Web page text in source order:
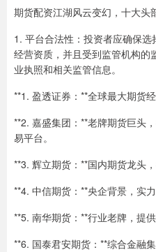
期货配资江湖风云变幻，十大头
1. 平台合法性：投资者应确保
经营资质，并且受到监管机构的
业执照和相关监管信息。
**1. 盈透证券：**全球最大期货
**2. 嘉盛集团：**老牌期货巨头
易平台。
**3. 辉立期货：**国内期货龙头
**4. 中信期货：**央企背景，实
**5. 南华期货：**行业老牌，提
**6. 国泰君安期货：**综合金融